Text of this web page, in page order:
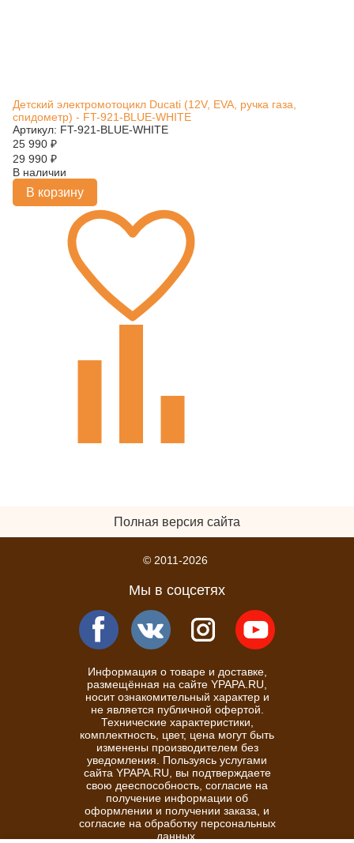
Детский электромотоцикл Ducati (12V, EVA, ручка газа,
спидометр) - FT-921-BLUE-WHITE
Артикул: FT-921-BLUE-WHITE
25 990 ₽
29 990 ₽
В наличии
В корзину
Полная версия сайта
© 2011-2026
Мы в соцсетях
Информация о товаре и доставке,
размещённая на сайте YPAPA.RU,
носит ознакомительный характер и
не является публичной офертой.
Технические характеристики,
комплектность, цвет, цена могут быть
изменены производителем без
уведомления. Пользуясь услугами
сайта YPAPA.RU, вы подтверждаете
свою дееспособность, согласие на
получение информации об
оформлении и получении заказа, и
согласие на обработку персональных
данных.